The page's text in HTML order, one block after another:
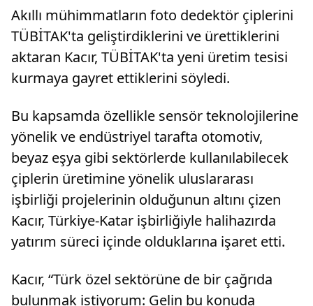
Akıllı mühimmatların foto dedektör çiplerini
TÜBİTAK'ta geliştirdiklerini ve ürettiklerini
aktaran Kacır, TÜBİTAK'ta yeni üretim tesisi
kurmaya gayret ettiklerini söyledi.
Bu kapsamda özellikle sensör teknolojilerine
yönelik ve endüstriyel tarafta otomotiv,
beyaz eşya gibi sektörlerde kullanılabilecek
çiplerin üretimine yönelik uluslararası
işbirliği projelerinin olduğunun altını çizen
Kacır, Türkiye-Katar işbirliğiyle halihazırda
yatırım süreci içinde olduklarına işaret etti.
Kacır, “Türk özel sektörüne de bir çağrıda
bulunmak istiyorum: Gelin bu konuda